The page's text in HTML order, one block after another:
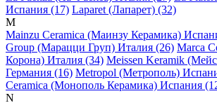
Испания (17) Laparet (Лапарет) (32)
M
Mainzu Ceramica (Маинзу Керамика)
Group (Марацци Груп) Италия (26) Marca
Корона) Италия (34) Meissen Keramik
Германия (16) Metropol (Метрополь)
Ceramica (Монополь Керамика) Испания
N